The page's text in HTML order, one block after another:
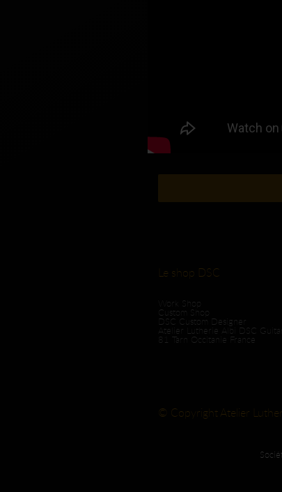
Le shop DSC
Work Shop
Custom Shop
DSC Custom Designer
Atelier Lutherie Albi DSC
81 Tarn Occitanie France
© Copyright Atelier